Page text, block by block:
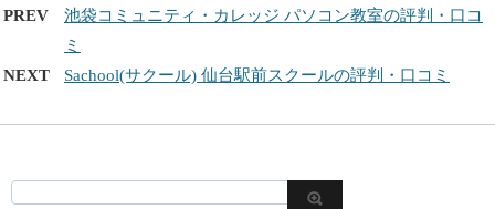
PREV
池袋コミュニティ・カレッジ パソコン教室の評判・口コ
ミ
NEXT
Sachool(サクール) 仙台駅前スクールの評判・口コミ